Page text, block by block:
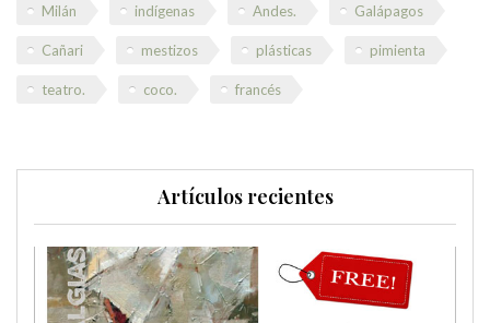
Milán indígenas Andes. Galápagos
Cañari mestizos plásticas pimienta
teatro. coco. francés
Artículos recientes